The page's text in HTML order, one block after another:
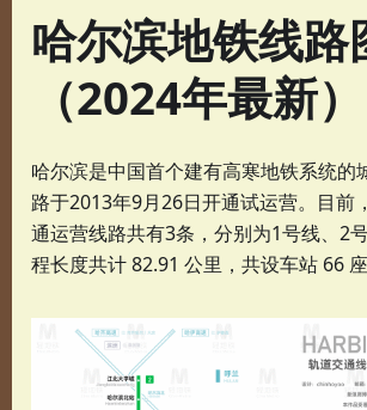
哈尔滨地铁线路
（2024年最新）
哈尔滨是中国首个建有高寒地铁系统的
路于2013年9月26日开通试运营。目前
通运营线路共有3条，分别为1号线、2
程长度共计 82.91 公里，共设车站 66 座